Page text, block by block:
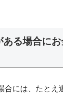
ある場合に
合には、たとえ